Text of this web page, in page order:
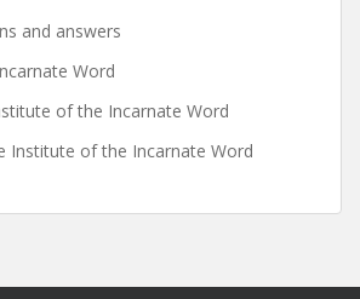
and answers
Word
of the Incarnate Word
Institute of the Incarnate Word